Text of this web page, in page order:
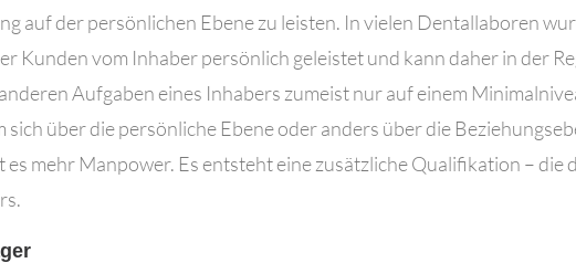
auf der persönlichen Ebene zu leisten. In vielen Dentallaboren
Kunden vom Inhaber persönlich geleistet und kann daher in der
Aufgaben eines Inhabers zumeist nur auf einem
über die persönliche Ebene oder anders über die
mehr Manpower. Es entsteht eine zusätzliche Qualifikation – die